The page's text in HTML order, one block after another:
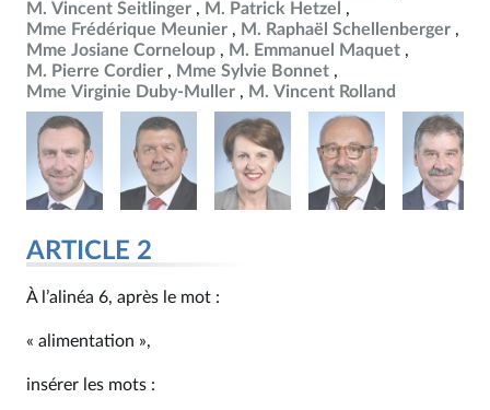
M. Vincent Seitlinger
M. Patrick Hetzel
Mme Frédérique Meunier
M. Raphaël Schellenberger
Mme Josiane Corneloup
M. Emmanuel Maquet
M. Pierre Cordier
Mme Sylvie Bonnet
Mme Virginie Duby-Muller
M. Vincent Rolland
ARTICLE 2
À l’alinéa 6, après le mot :
« alimentation »,
insérer les mots :